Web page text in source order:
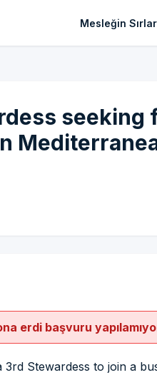
Mesleğin
seeking
erdi başvuru
Stewardess to join a